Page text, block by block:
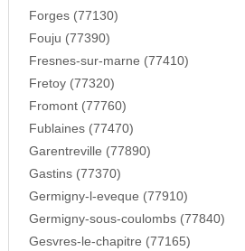
Forges (77130)
Fouju (77390)
Fresnes-sur-marne (77410)
Fretoy (77320)
Fromont (77760)
Fublaines (77470)
Garentreville (77890)
Gastins (77370)
Germigny-l-eveque (77910)
Germigny-sous-coulombs (77840)
Gesvres-le-chapitre (77165)